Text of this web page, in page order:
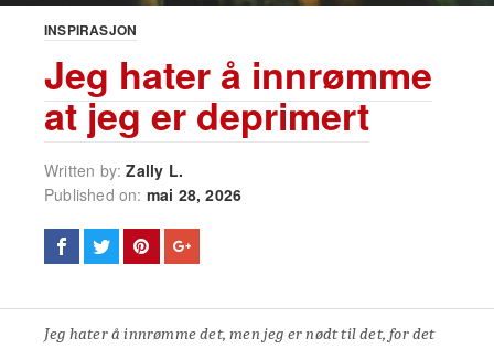
INSPIRASJON
Jeg hater å innrømme
at jeg er deprimert
Written by:Zally L.
Published on: mai 28, 2026
Jeg hater å innrømme det, men jeg er nødt til det, for det